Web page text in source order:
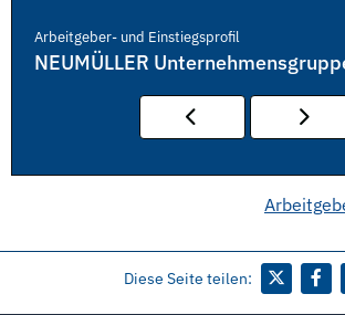
Arbeitgeber- und Einstiegsprofil
NEUMÜLLER
Diese Seite teilen: